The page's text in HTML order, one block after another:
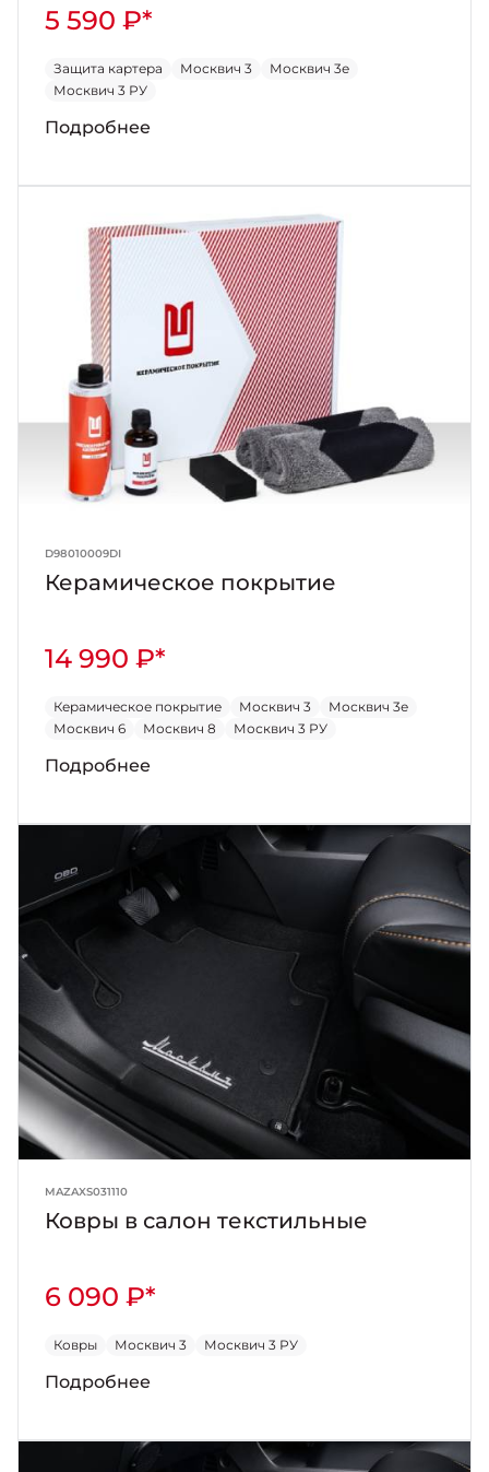
5 590 ₽*
Защита картера Москвич 3
Москвич 3е
Москвич 3 РУ
Подробнее
D98010009DI
Керамическое покрытие
14 990 ₽*
Керамическое покрытие Москвич 3
Москвич 3е
Москвич 6
Москвич 8 Москвич 3 РУ
Подробнее
MAZAXS031110
Ковры в салон текстильные
6 090 ₽*
Ковры Москвич 3 Москвич 3 РУ
Подробнее